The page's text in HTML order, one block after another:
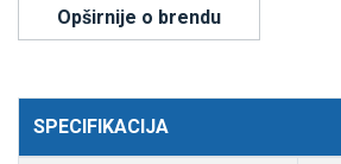
Opširnije o brendu
SPECIFIKACIJA